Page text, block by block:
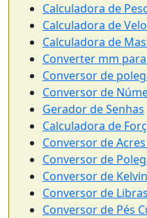
Calculadora de
Calculadora de
Calculadora de
Converter mm
Conversor de
Conversor de
Gerador de Senhas
Calculadora de
Conversor de
Conversor de
Conversor de
Conversor de
Conversor de Pés